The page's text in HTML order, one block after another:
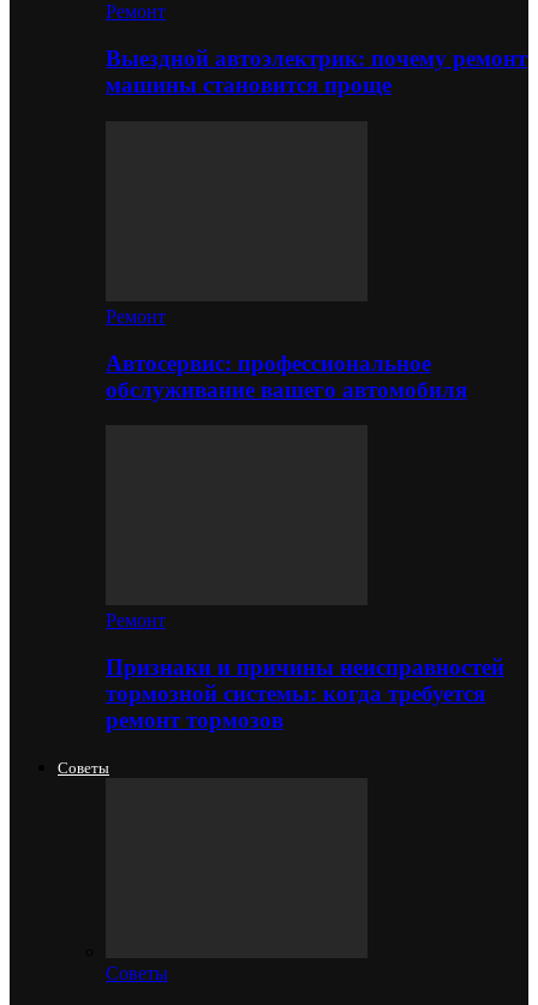
Ремонт
Выездной автоэлектрик: почему ремонт
машины становится проще
Ремонт
Автосервис: профессиональное
обслуживание вашего автомобиля
Ремонт
Признаки и причины неисправностей
тормозной системы: когда требуется
ремонт тормозов
Советы
Советы